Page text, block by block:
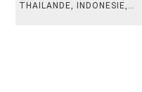
THAILANDE, INDONESIE,